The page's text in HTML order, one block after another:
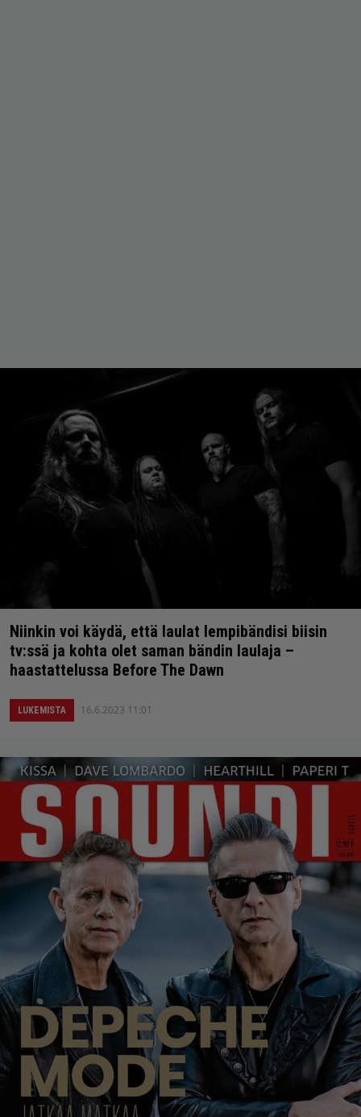
Niinkin voi käydä, että laulat lempibändisi biisin
tv:ssä ja kohta olet saman bändin laulaja –
haastattelussa Before The Dawn
LUKEMISTA 16.6.2023 11:01